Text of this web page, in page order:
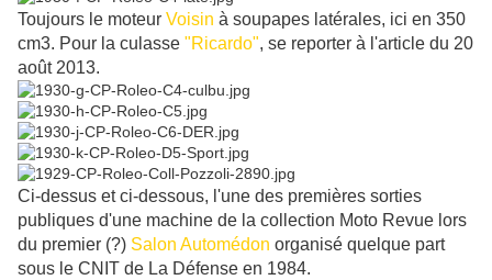
Toujours le moteur Voisin à soupapes latérales, ici en 350
cm3. Pour la culasse "Ricardo", se reporter à l'article du 20
août 2013.
Ci-dessus et ci-dessous, l'une des premières sorties
publiques d'une machine de la collection Moto Revue lors
du premier (?) Salon Automédon organisé quelque part
sous le CNIT de La Défense en 1984.